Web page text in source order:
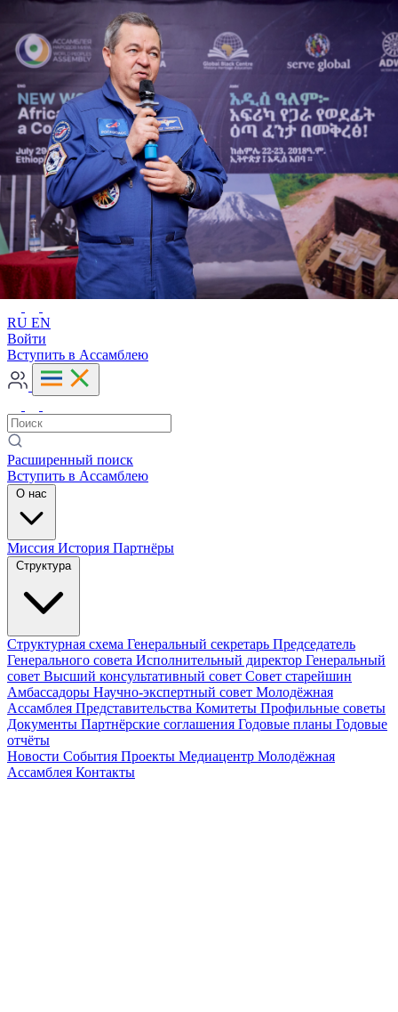
Расширенный поиск
RU EN
RU EN
Войти
Вступить в Ассамблею
Расширенный поиск
Вступить в Ассамблею
О нас
Миссия История Партнёры
Структура
Структурная схема Генеральный секретарь Председатель
Генерального совета Исполнительный директор Генеральный
совет Высший консультативный совет Совет старейшин
Амбассадоры Научно-экспертный совет Молодёжная
Ассамблея Представительства Комитеты Профильные советы
Документы Партнёрские соглашения Годовые планы Годовые
отчёты
Новости События Проекты Медиацентр Молодёжная
Ассамблея Контакты